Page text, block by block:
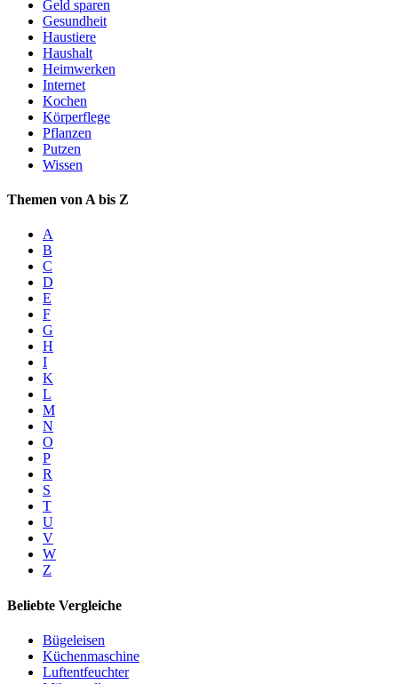
Geld sparen
Gesundheit
Haustiere
Haushalt
Heimwerken
Internet
Kochen
Körperflege
Pflanzen
Putzen
Wissen
Themen von A bis Z
A
B
C
D
E
F
G
H
I
K
L
M
N
O
P
R
S
T
U
V
W
Z
Beliebte Vergleiche
Bügeleisen
Küchenmaschine
Luftentfeuchter